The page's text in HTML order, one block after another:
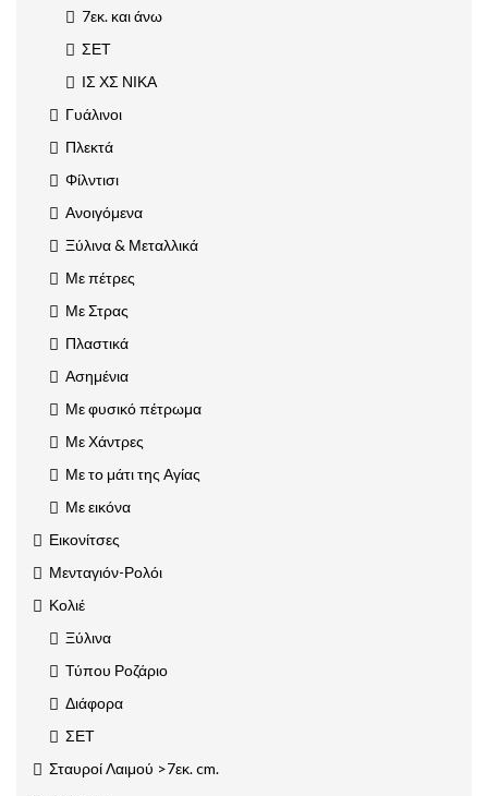
7εκ. και άνω
ΣΕΤ
ΙΣ ΧΣ ΝΙΚΑ
Γυάλινοι
Πλεκτά
Φίλντισι
Ανοιγόμενα
Ξύλινα & Μεταλλικά
Με πέτρες
Με Στρας
Πλαστικά
Ασημένια
Με φυσικό πέτρωμα
Με Χάντρες
Με το μάτι της Αγίας
Με εικόνα
Εικονίτσες
Μενταγιόν-Ρολόι
Κολιέ
Ξύλινα
Τύπου Ροζάριο
Διάφορα
ΣΕΤ
Σταυροί Λαιμού >7εκ. cm.